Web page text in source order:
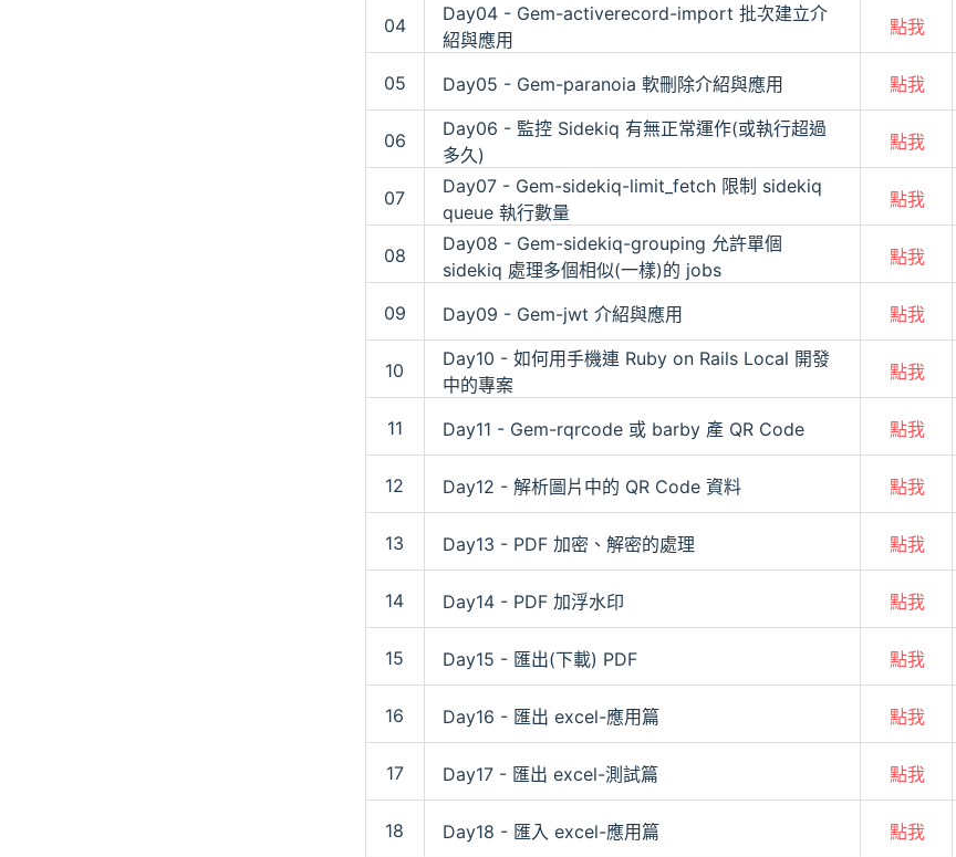
04
Day04 - Gem-activerecord-import 批次建立介
紹與應用
點我
05 Day05 - Gem-paranoia 軟刪除介紹與應用 點我
06
Day06 - 監控 Sidekiq 有無正常運作(或執行超過
多久)
點我
07
Day07 - Gem-sidekiq-limit_fetch 限制 sidekiq
queue 執行數量
點我
08
Day08 - Gem-sidekiq-grouping 允許單個
sidekiq 處理多個相似(一樣)的 jobs
點我
09 Day09 - Gem-jwt 介紹與應用 點我
10
Day10 - 如何用手機連 Ruby on Rails Local 開發
中的專案
點我
11 Day11 - Gem-rqrcode 或 barby 產 QR Code 點我
12 Day12 - 解析圖片中的 QR Code 資料 點我
13 Day13 - PDF 加密、解密的處理 點我
14 Day14 - PDF 加浮水印 點我
15 Day15 - 匯出(下載) PDF 點我
16 Day16 - 匯出 excel-應用篇 點我
17 Day17 - 匯出 excel-測試篇 點我
18 Day18 - 匯入 excel-應用篇 點我